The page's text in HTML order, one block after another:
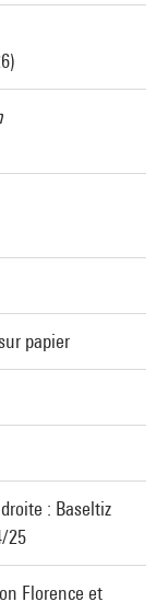
papier
: Baseltiz
25
Florence et